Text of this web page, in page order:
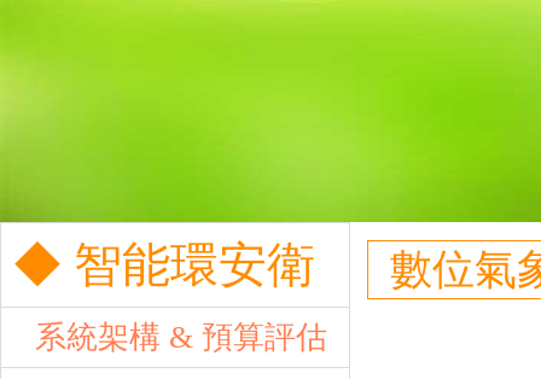
◆ 智能環安衛
系統架構 & 預算評估
數位氣